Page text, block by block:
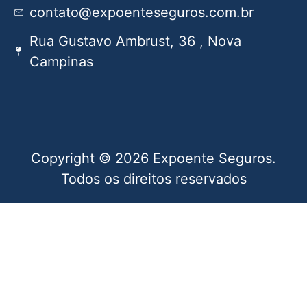
contato@expoenteseguros.com.br
Rua Gustavo Ambrust, 36 , Nova
Campinas
Copyright © 2026 Expoente Seguros.
Todos os direitos reservados